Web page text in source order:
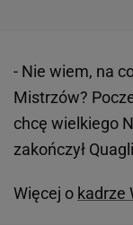
- Nie wiem, na
Mistrzów?
chcę wielkiego
zakończył
Więcej o kadrze